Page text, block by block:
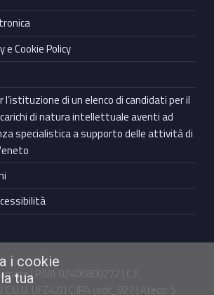
Cookie Policy
l’istituzione di un elenco di candidati per il
di natura intellettuale aventi ad
specialistica a supporto delle attività di
| P.IVA 02406800272 | C.F.
UFZ42J | C.IPA urdc_027 | Ateco: S
i cookie
tua